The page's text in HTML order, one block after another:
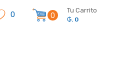
0 0
Tu Carrito
₲. 0